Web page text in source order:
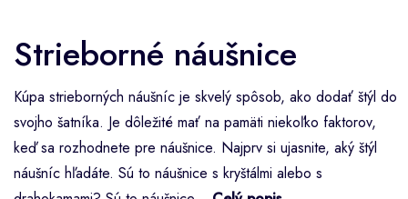
Strieborné náušnice
Kúpa strieborných náušníc je skvelý spôsob, ako dodať štýl do
svojho šatníka. Je dôležité mať na pamäti niekoľko faktorov,
keď sa rozhodnete pre náušnice. Najprv si ujasnite, aký štýl
náušníc hľadáte. Sú to náušnice s kryštálmi alebo s